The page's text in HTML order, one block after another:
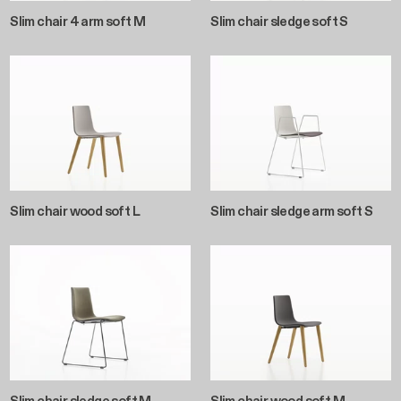
Slim chair 4 arm soft M Slim chair sledge soft S
Slim chair wood soft L Slim chair sledge arm soft S